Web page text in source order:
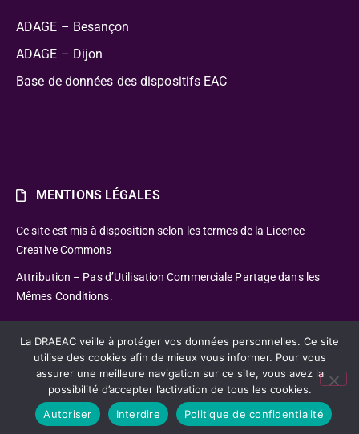
ADAGE – Besançon
ADAGE – Dijon
Base de données des dispositifs EAC
MENTIONS LÉGALES
Ce site est mis à disposition selon les termes de la Licence
Creative Commons
Attribution – Pas d’Utilisation Commerciale Partage dans les
Mêmes Conditions.
CC-BY-NC-SA – Délégation Régionale Académique à
l’Éducation Artistique Culturelle
La DRAEAC veille à protéger vos données personnelles. Ce site
utilise des cookies afin de mieux vous informer. Pour vous
assurer une meilleure navigation sur ce site, vous avez la
possibilité d’accepter l’activation de tous les cookies.
Autoriser
Interdire Politique de confidentialité